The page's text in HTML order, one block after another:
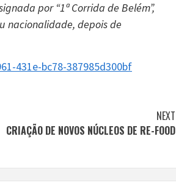
por “1ª Corrida de Belém”,
nacionalidade, depois de
431e-bc78-387985d300bf
NEXT
CRIAÇÃO DE NOVOS NÚCLEOS DE RE-FOOD